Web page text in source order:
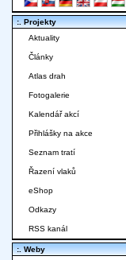
:. Projekty
Aktuality
Články
Atlas drah
Fotogalerie
Kalendář akcí
Přihlášky na akce
Seznam tratí
Řazení vlaků
eShop
Odkazy
RSS kanál
:. Weby